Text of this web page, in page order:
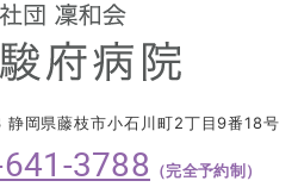
岡県藤枝市小石川町2丁目9番18号
3788
（完全予約制）